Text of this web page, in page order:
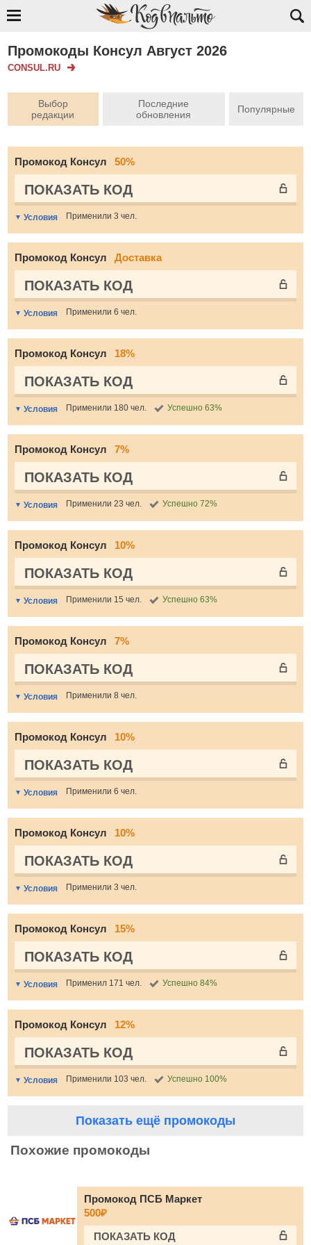
Промокоды Консул Август 2026
CONSUL.RU
Выбор
редакции
Последние
обновления
Популярные
Промокод Консул 50%
ПОКАЗАТЬ КОД
Условия Применили 3 чел.
Промокод Консул Доставка
ПОКАЗАТЬ КОД
Условия Применили 6 чел.
Промокод Консул 18%
ПОКАЗАТЬ КОД
Условия Применили 180 чел. Успешно 63%
Промокод Консул 7%
ПОКАЗАТЬ КОД
Условия Применили 23 чел. Успешно 72%
Промокод Консул 10%
ПОКАЗАТЬ КОД
Условия Применили 15 чел. Успешно 63%
Промокод Консул 7%
ПОКАЗАТЬ КОД
Условия Применили 8 чел.
Промокод Консул 10%
ПОКАЗАТЬ КОД
Условия Применили 6 чел.
Промокод Консул 10%
ПОКАЗАТЬ КОД
Условия Применили 3 чел.
Промокод Консул 15%
ПОКАЗАТЬ КОД
Условия Применил 171 чел. Успешно 84%
Промокод Консул 12%
ПОКАЗАТЬ КОД
Условия Применили 103 чел. Успешно 100%
Показать ещё промокоды
Похожие промокоды
Промокод ПСБ Маркет
500₽
ПОКАЗАТЬ КОД